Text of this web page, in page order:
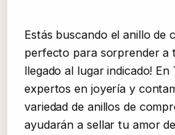
Estás buscando el anillo de
perfecto para sorprender a
llegado al lugar indicado!
expertos en joyería y
variedad de anillos de
ayudarán a sellar tu amor